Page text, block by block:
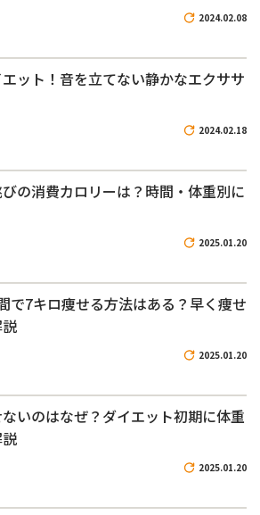
2024.02.08
ット！音を立てない静かなエクササ
2024.02.18
びの消費カロリーは？時間・体重別に
2025.01.20
で7キロ痩せる方法はある？早く痩せ
2025.01.20
いのはなぜ？ダイエット初期に体重
2025.01.20